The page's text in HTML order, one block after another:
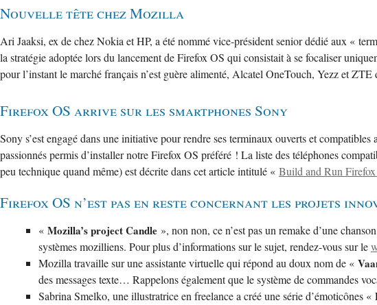
Nouvelle tête chez Mozilla
Ari Jaaksi, ex de chez Nokia et HP, a été nommé vice-président senior dédié aux «
la stratégie adoptée lors du lancement de Firefox OS qui consistait à se focaliser
pour l’instant le marché français n’est guère alimenté, Alcatel OneTouch, Yezz et
Firefox OS arrive sur les smartphones Sony
Sony s’est engagé dans une initiative pour rendre ses terminaux ouverts et compatibles
passionnés permis d’installer notre Firefox OS préféré ! La liste des téléphones
peu technique quand même) est décrite dans cet article intitulé « Build and Run
Firefox OS n’est pas en reste concernant les projets
«Mozilla’s project Candle », non non, ce n’est pas un remake d’une
systèmes mozilliens. Pour plus d’informations sur le sujet, rendez-vous sur le
Mozilla travaille sur une assistante virtuelle qui répond au doux nom de «
des messages texte… Rappelons également que le système de commandes
Sabrina Smelko, une illustratrice en freelance a créé une série d’émoticônes «